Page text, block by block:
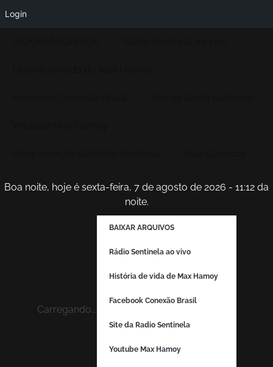
Boa noite, hoje é sexta-feira, 7 de agosto de 2026 - 11:12 da
noite.
Carregando...
BAIXAR ARQUIVOS
Rádio Sentinela ao vivo
História de vida de Max Hamoy
Facebook Conexão Brasil
Site da Radio Sentinela
Youtube Max Hamoy
Login